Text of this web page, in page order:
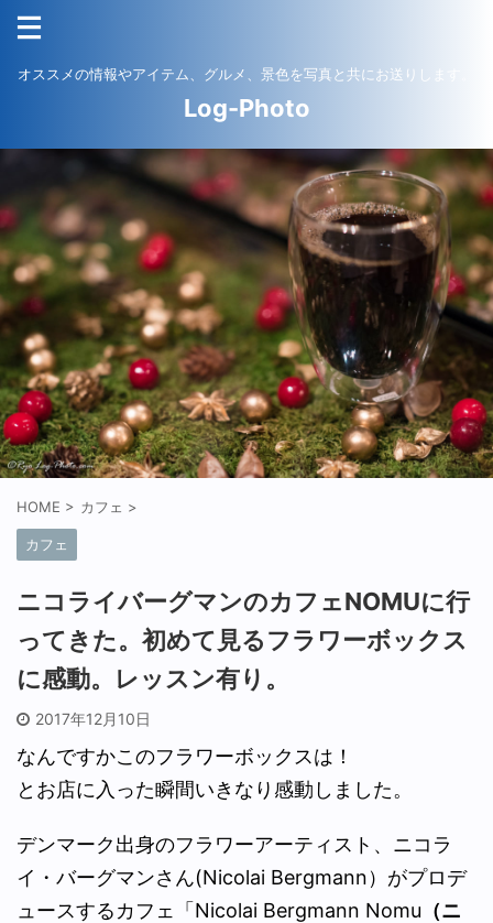
オススメの情報やアイテム、グルメ、景色を写真と共にお送りします。
Log-Photo
HOME > カフェ >
カフェ
ニコライバーグマンのカフェNOMUに行
ってきた。初めて見るフラワーボックス
に感動。レッスン有り。
2017年12月10日
なんですかこのフラワーボックスは！
とお店に入った瞬間いきなり感動しました。
デンマーク出身のフラワーアーティスト、ニコラ
イ・バーグマンさん(Nicolai Bergmann）がプロデ
ュースするカフェ「Nicolai Bergmann Nomu （ニ